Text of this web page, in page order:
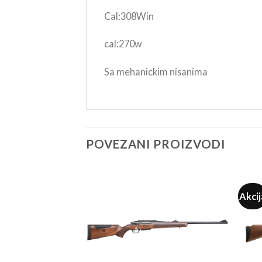
Cal:308Win
cal:270w
Sa mehanickim nisanima
POVEZANI PROIZVODI